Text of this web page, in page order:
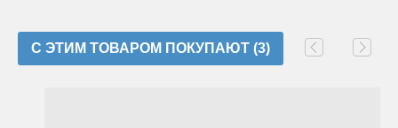
C ЭТИМ ТОВАРОМ ПОКУПАЮТ (3)